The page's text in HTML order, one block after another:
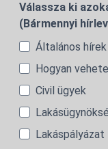
Válassza ki
(Bármennyi
Általános hírek
Hogyan
Civil ügyek
Lakáspályázat